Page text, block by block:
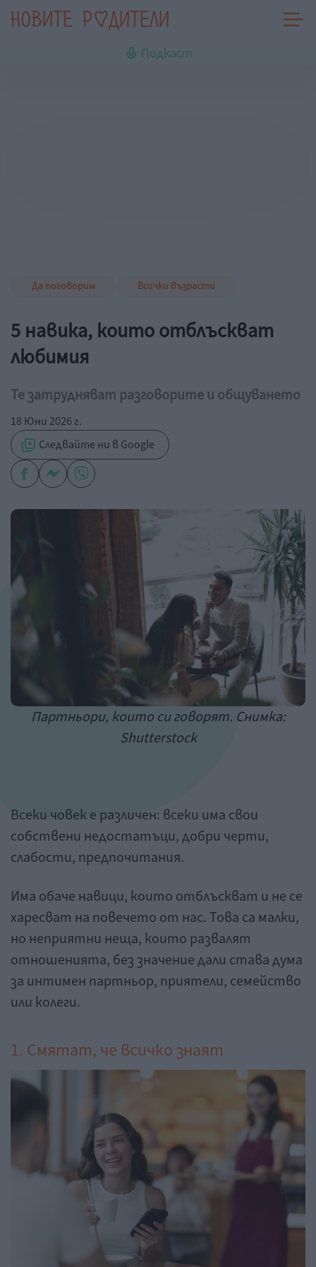
Подкаст
Да поговорим Всички възрасти
5 навика, които отблъскват
любимия
Те затрудняват разговорите и общуването
18 Юни 2026 г.
Следвайте ни в Google
Партньори, които си говорят. Снимка:
Shutterstock
Всеки човек е различен: всеки има свои
собствени недостатъци, добри черти,
слабости, предпочитания.
Има обаче навици, които отблъскват и не се
харесват на повечето от нас. Това са малки,
но неприятни неща, които развалят
отношенията, без значение дали става дума
за интимен партньор, приятели, семейство
или колеги.
1. Смятат, че всичко знаят